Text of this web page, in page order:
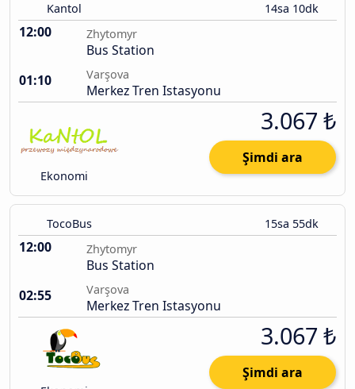
Kantol 14sa 10dk
12:00 Zhytomyr
Bus Station
01:10
Varşova
Merkez Tren Istasyonu
Ekonomi
3.067 ₺
Şimdi ara
TocoBus 15sa 55dk
12:00 Zhytomyr
Bus Station
02:55
Varşova
Merkez Tren Istasyonu
3.067 ₺
Şimdi ara